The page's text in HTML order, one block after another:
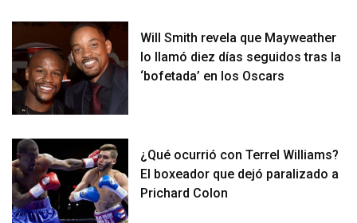
Will Smith revela que Mayweather
lo llamó diez días seguidos tras la
‘bofetada’ en los Oscars
¿Qué ocurrió con Terrel Williams?
El boxeador que dejó paralizado a
Prichard Colon